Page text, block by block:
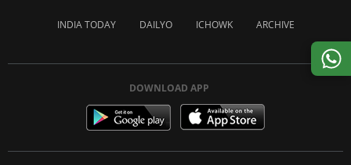
INDIA TODAY DAILYO ICHOWK ARCHIVE
DOWNLOAD APP